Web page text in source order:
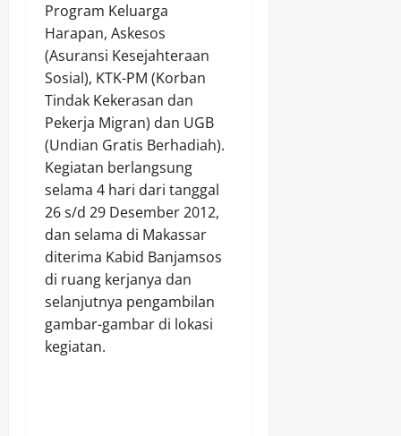
Program Keluarga
Harapan, Askesos
(Asuransi Kesejahteraan
Sosial), KTK-PM (Korban
Tindak Kekerasan dan
Pekerja Migran) dan UGB
(Undian Gratis Berhadiah).
Kegiatan berlangsung
selama 4 hari dari tanggal
26 s/d 29 Desember 2012,
dan selama di Makassar
diterima Kabid Banjamsos
di ruang kerjanya dan
selanjutnya pengambilan
gambar-gambar di lokasi
kegiatan.